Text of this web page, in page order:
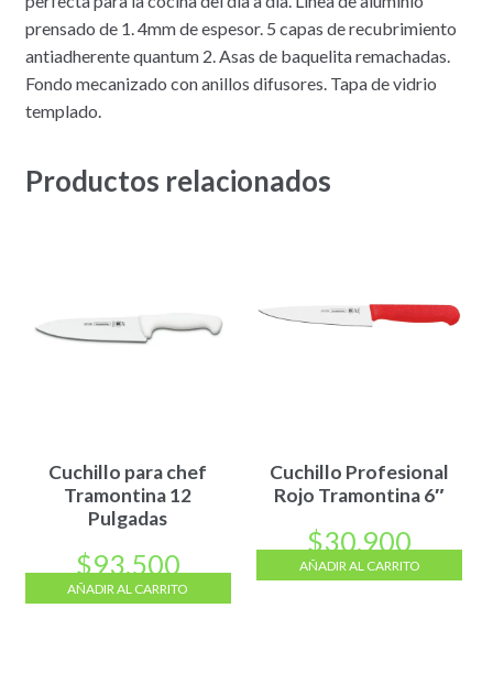
prensado de 1. 4mm de espesor. 5 capas de recubrimiento
antiadherente quantum 2. Asas de baquelita remachadas.
Fondo mecanizado con anillos difusores. Tapa de vidrio
templado.
Productos relacionados
Cuchillo para chef
Tramontina 12
Pulgadas
$93.500
AÑADIR AL CARRITO
Cuchillo Profesional
Rojo Tramontina 6″
$30.900
AÑADIR AL CARRITO